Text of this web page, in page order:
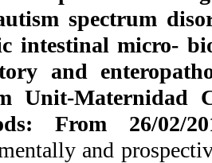
spectrum
intestinal micro-
and
Unit-Maternidad
: From 26/02/
and